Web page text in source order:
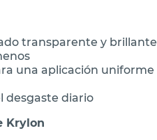
transparente y brillante
una aplicación uniforme
desgaste diario
Krylon